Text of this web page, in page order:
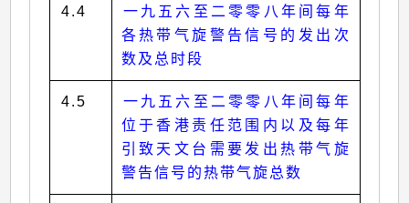
4.4
一九五六至二零零八年间每年
各热带气旋警告信号的发出次
数及总时段
4.5
一九五六至二零零八年间每年
位于香港责任范围内以及每年
引致天文台需要发出热带气旋
警告信号的热带气旋总数